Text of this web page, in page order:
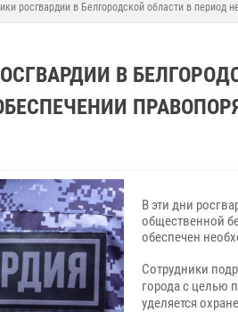
росгвардии в Белгородской области в
В
В эти дни
общественной
обеспечен
Сотрудники
города с целью
уделяется